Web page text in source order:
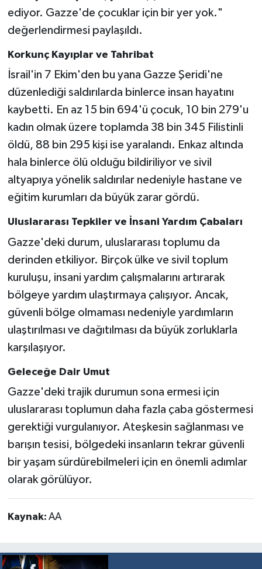
ediyor. Gazze'de çocuklar için bir yer yok."
değerlendirmesi paylaşıldı.
Korkunç Kayıplar ve Tahribat
İsrail'in 7 Ekim'den bu yana Gazze Şeridi'ne
düzenlediği saldırılarda binlerce insan hayatını
kaybetti. En az 15 bin 694'ü çocuk, 10 bin 279'u
kadın olmak üzere toplamda 38 bin 345 Filistinli
öldü, 88 bin 295 kişi ise yaralandı. Enkaz altında
hala binlerce ölü olduğu bildiriliyor ve sivil
altyapıya yönelik saldırılar nedeniyle hastane ve
eğitim kurumları da büyük zarar gördü.
Uluslararası Tepkiler ve İnsani Yardım Çabaları
Gazze'deki durum, uluslararası toplumu da
derinden etkiliyor. Birçok ülke ve sivil toplum
kuruluşu, insani yardım çalışmalarını artırarak
bölgeye yardım ulaştırmaya çalışıyor. Ancak,
güvenli bölge olmaması nedeniyle yardımların
ulaştırılması ve dağıtılması da büyük zorluklarla
karşılaşıyor.
Geleceğe Dair Umut
Gazze'deki trajik durumun sona ermesi için
uluslararası toplumun daha fazla çaba göstermesi
gerektiği vurgulanıyor. Ateşkesin sağlanması ve
barışın tesisi, bölgedeki insanların tekrar güvenli
bir yaşam sürdürebilmeleri için en önemli adımlar
olarak görülüyor.
Kaynak: AA
Teknoloji
Türkiye
Video Galeri
Yaşam
Yemek Tarifleri